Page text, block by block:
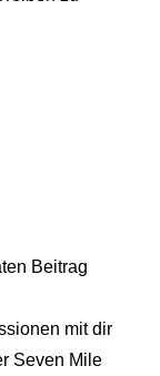
Beitrag
mit dir
Seven Mile